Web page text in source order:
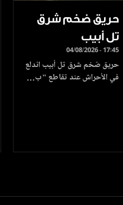
حريق ضخم شرق
تل أبيب
04/08/2026 - 17:45
حريق ضخم شرق تل أبيب اندلع
في الأحراش عند تقاطع "ب…